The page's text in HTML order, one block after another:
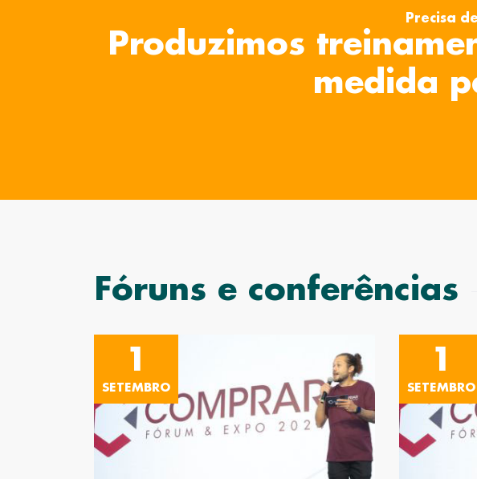
Precisa
Produzimos
medida
Fóruns e conferências
1
SETEMBRO
1
SETEMBRO